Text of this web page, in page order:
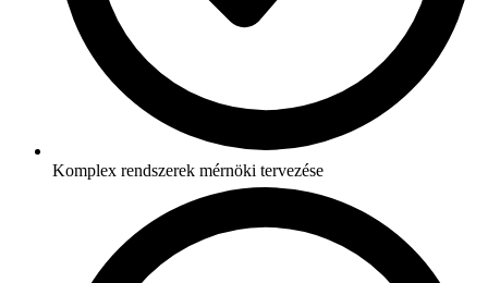
Komplex rendszerek mérnöki tervezése